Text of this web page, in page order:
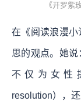
《开罗紫
在《阅读浪漫
思的观点。她说
不仅为女性
resolution），